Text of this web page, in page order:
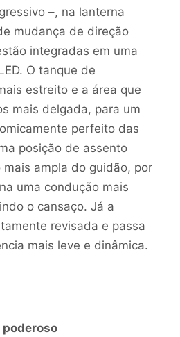
–, na lanterna
mudança de direção
integradas em uma
O tanque de
estreito e a área que
mais delgada, para um
perfeito das
posição de assento
mais ampla do guidão, por
uma condução mais
o cansaço. Já a
revisada e passa
mais leve e dinâmica.
poderoso